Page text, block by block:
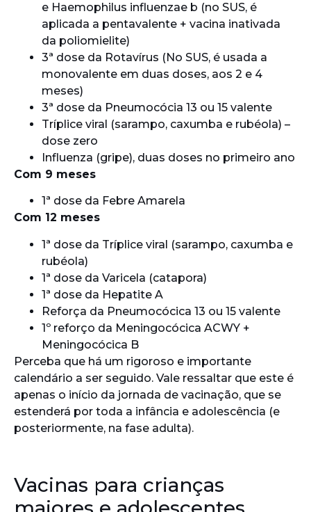
e Haemophilus influenzae b (no SUS, é
aplicada a pentavalente + vacina inativada
da poliomielite)
3ª dose da Rotavírus (No SUS, é usada a
monovalente em duas doses, aos 2 e 4
meses)
3ª dose da Pneumocócia 13 ou 15 valente
Tríplice viral (sarampo, caxumba e rubéola) –
dose zero
Influenza (gripe), duas doses no primeiro ano
Com 9 meses
1ª dose da Febre Amarela
Com 12 meses
1ª dose da Tríplice viral (sarampo, caxumba e
rubéola)
1ª dose da Varicela (catapora)
1ª dose da Hepatite A
Reforça da Pneumocócica 13 ou 15 valente
1º reforço da Meningocócica ACWY +
Meningocócica B
Perceba que há um rigoroso e importante
calendário a ser seguido. Vale ressaltar que este é
apenas o início da jornada de vacinação, que se
estenderá por toda a infância e adolescência (e
posteriormente, na fase adulta).
Vacinas para crianças